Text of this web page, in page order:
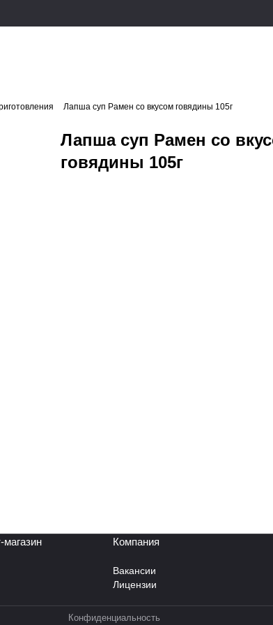
Лапша суп Рамен со вкусом говядины 105г
Лапша суп Рамен со
говядины 105г
магазин Компания
Вакансии
Лицензии
Конфиденциальность